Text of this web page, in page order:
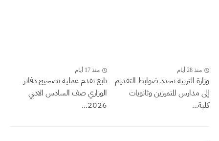
منذ 28 أيام
وزارة التربية تحدد ضوابط التقديم
إلى مدارس المتميزين وثانويات
كلية...
منذ 17 أيام
تابع تقدم عملية تصحيح دفاتر
الوزاري صف السادس الادبي
2026...